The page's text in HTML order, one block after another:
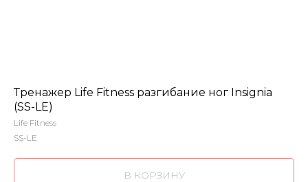
Тренажер Life Fitness разгибание ног Insignia
(SS-LE)
Life Fitness
SS-LE
В КОРЗИНУ